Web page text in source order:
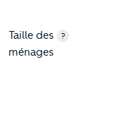
Taille des
ménages
?